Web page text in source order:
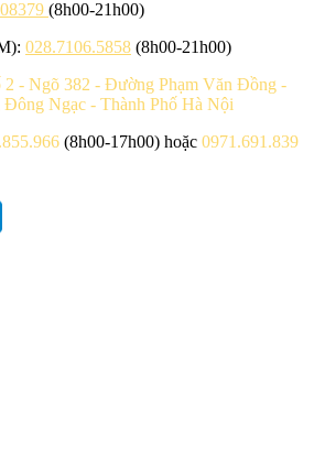
(8h00-21h00)
028.7106.5858 (8h00-21h00)
2 - Ngõ 382 - Đường Phạm Văn Đồng -
Ngạc - Thành Phố Hà Nội
(8h00-17h00) hoặc 0971.691.839